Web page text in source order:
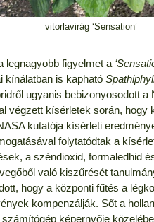
vitorlavirág ‘Sensation’
legnagyobb figyelmet a
kínálatban is kapható
ugyanis bebizonyosodott a
végzett kísérletek során, hogy
kutatója kísérleti
folytatódtak a
a széndioxid, formaledhid
való kiszűrését
hogy a központi fűtés a
kompenzálják. Sőt a
képernyője